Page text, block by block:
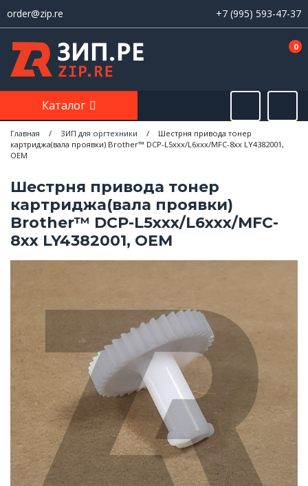
order@zip.re +7 (995) 593-47-37
0
Каталог
Главная / ЗИП для оргтехники /
Шестрня привода тонер
картриджа(вала проявки) Brother™ DCP-L5xxx/L6xxx/MFC-8xx LY4382001,
OEM
Шестрня привода тонер
картриджа(вала проявки)
Brother™ DCP-L5xxx/L6xxx/MFC-
8xx LY4382001, OEM